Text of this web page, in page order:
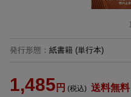
1
発行形態 ： 紙書籍 (単行本)
1,485 円 (税込) 送料無料